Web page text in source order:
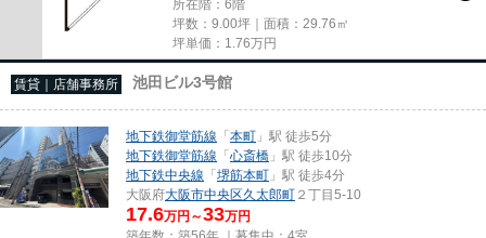
所在階：6階
坪数：9.00坪｜面積：29.76㎡
坪単価： 1.76万円
賃貸｜店舗事務所 池田ビル3号館
地下鉄御堂筋線 「本町 」駅 徒歩5分
地下鉄御堂筋線 「心斎橋 」駅 徒歩10分
地下鉄中央線 「堺筋本町 」駅 徒歩4分
大阪府大阪市中央区久太郎町 ２丁目5-10
17.6万円～33万円